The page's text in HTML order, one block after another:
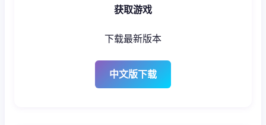
获取游戏
下载最新版本
中文版下载